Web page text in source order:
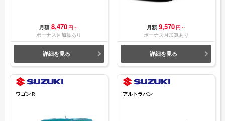
月額 8,470 円～
ボーナス月加算あり
詳細を見る
月額 9,570 円～
ボーナス月加算あり
詳細を見る
ワゴンＲ アルトラパン